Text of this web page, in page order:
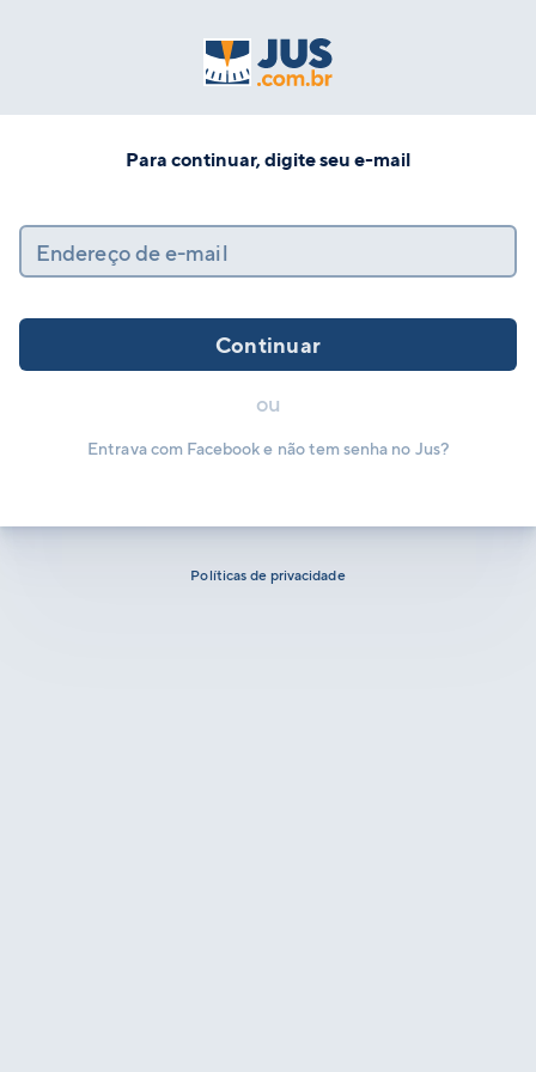
Para continuar, digite seu e-mail
Endereço de e-mail
Continuar
ou
Entrava com Facebook e não tem senha no Jus?
Políticas de privacidade